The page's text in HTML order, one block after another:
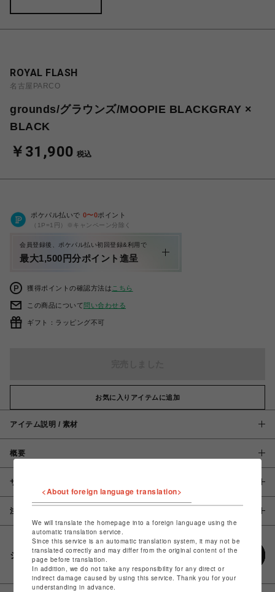
ROYAL FLASH
名古屋PARCO
grounds/グラウンズ/MOOPIE BLACKGRAY ×
BLACK
￥31,900 税込
ポケパル払いで 0〜0ポイント
（1P=1円）※キャンペーン分除く
会員登録後、ポケパル払い初回登録&利用で
最大1,500円分ポイント進呈
獲得ポイントの確認方法は こちら
この商品について問い合わせる
ギフト：ラッピング不可
お気に入りアイテムに追加
アイテム説明 / 素材
概要
サイズ
注意事項
シェアする
<About foreign language translation>
We will translate the homepage into a foreign language using the
automatic translation service.
Since this service is an automatic translation system, it may not be
translated correctly and may differ from the original content of the
page before translation.
In addition, we do not take any responsibility for any direct or
indirect damage caused by using this service. Thank you for your
understanding in advance.